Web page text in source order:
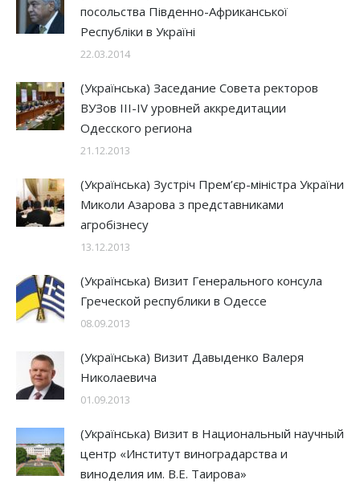
посольства Південно-Африканської
Республіки в Україні
22.03.2014
(Українська) Заседание Совета ректоров
ВУЗов III-IV уровней аккредитации
Одесского региона
21.12.2013
(Українська) Зустріч Прем’єр-міністра України
Миколи Азарова з представниками
агробізнесу
13.12.2013
(Українська) Визит Генерального консула
Греческой республики в Одессе
08.09.2013
(Українська) Визит Давыденко Валеря
Николаевича
01.09.2013
(Українська) Визит в Национальный научный
центр «Институт виноградарства и
виноделия им. В.Е. Таирова»